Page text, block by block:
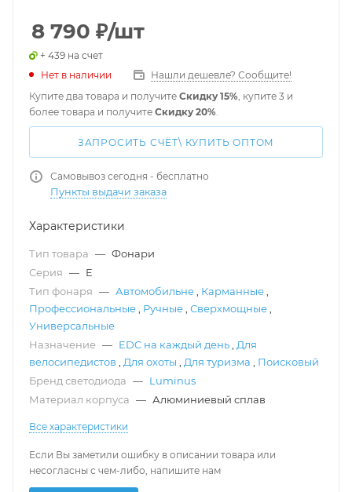
8 790 ₽/шт
+ 439 на счет
Нет в наличии
Нашли дешевле? Сообщите!
Купите два товара и получите Скидку 15%, купите 3 и
более товара и получите Скидку 20%.
ЗАПРОСИТЬ СЧЁТ\ КУПИТЬ ОПТОМ
Самовывоз сегодня - бесплатно
Пункты выдачи заказа
Характеристики
Тип товара — Фонари
Серия — E
Тип фонаря — Автомобильне Карманные
Профессиональные
Ручные Сверхмощные
Универсальные
Назначение — EDC на каждый день
Для
велосипедистов
Для охоты Для туризма
Поисковый
Бренд светодиода — Luminus
Материал корпуса — Алюминиевый сплав
Все характеристики
Если Вы заметили ошибку в описании товара или
несогласны с чем-либо, напишите нам